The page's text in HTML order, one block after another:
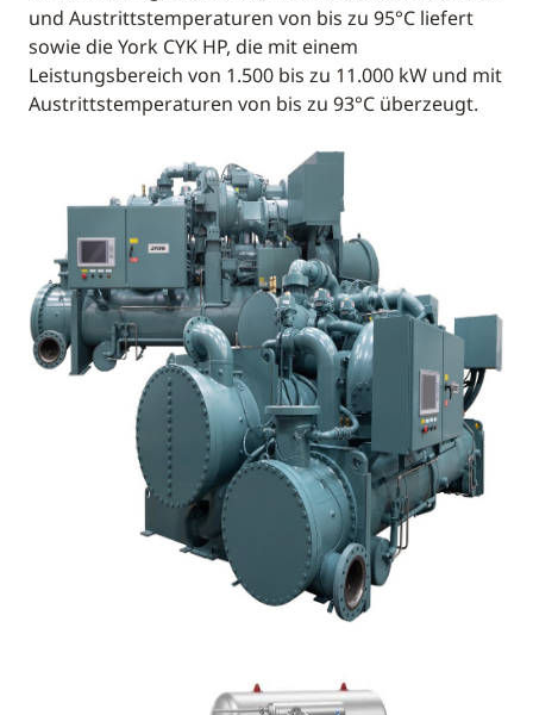
und Austrittstemperaturen von bis zu 95°C liefert
sowie die York CYK HP, die mit einem
Leistungsbereich von 1.500 bis zu 11.000 kW und mit
Austrittstemperaturen von bis zu 93°C überzeugt.